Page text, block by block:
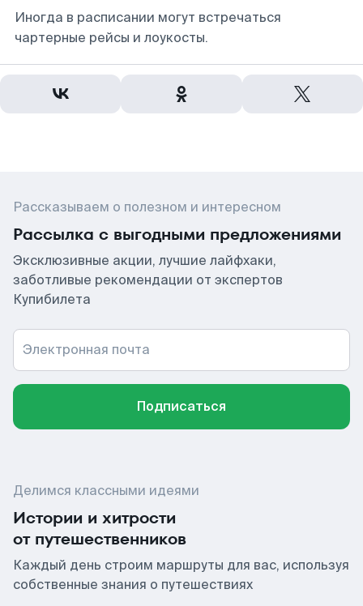
Иногда в расписании могут встречаться
чартерные рейсы и лоукосты.
Рассказываем о полезном и интересном
Рассылка с выгодными предложениями
Эксклюзивные акции, лучшие лайфхаки,
заботливые рекомендации от экспертов
Купибилета
Электронная почта
Подписаться
Делимся классными идеями
Истории и хитрости
от путешественников
Каждый день строим маршруты для вас, используя
собственные знания о путешествиях